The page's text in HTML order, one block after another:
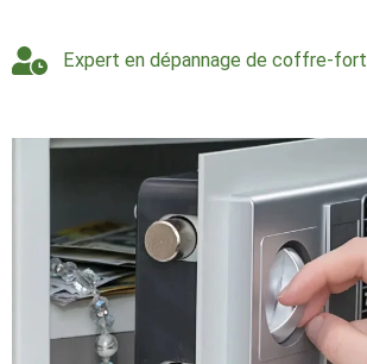
Expert en dépannage de coffre-